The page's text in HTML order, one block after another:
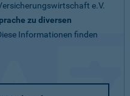
e.V.
zu diversen
Informationen finden